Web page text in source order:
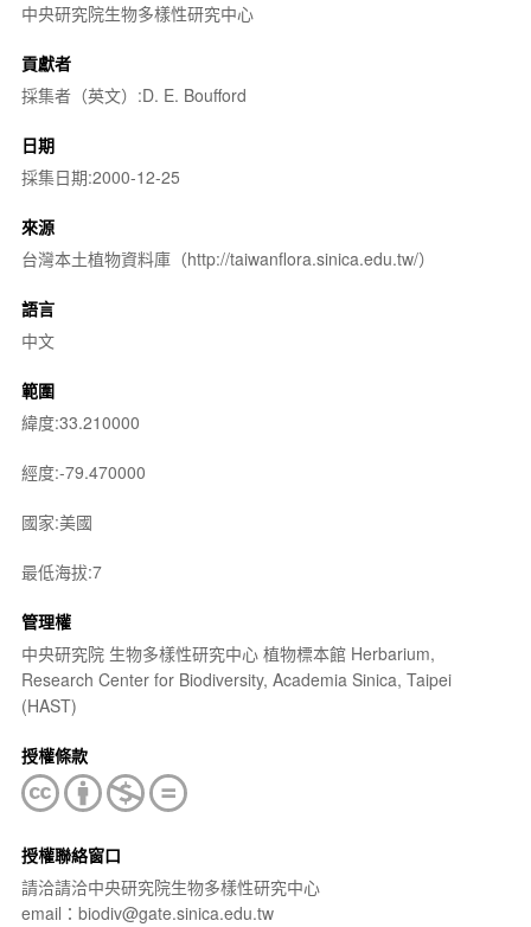
中央研究院生物多樣性研究中心
貢獻者
採集者（英文）:D. E. Boufford
日期
採集日期:2000-12-25
來源
台灣本土植物資料庫（http://taiwanflora.sinica.edu.tw/）
語言
中文
範圍
緯度:33.210000
經度:-79.470000
國家:美國
最低海拔:7
管理權
中央研究院 生物多樣性研究中心 植物標本館 Herbarium,
Research Center for Biodiversity, Academia Sinica, Taipei
(HAST)
授權條款
授權聯絡窗口
請洽請洽中央研究院生物多樣性研究中心
email：biodiv@gate.sinica.edu.tw